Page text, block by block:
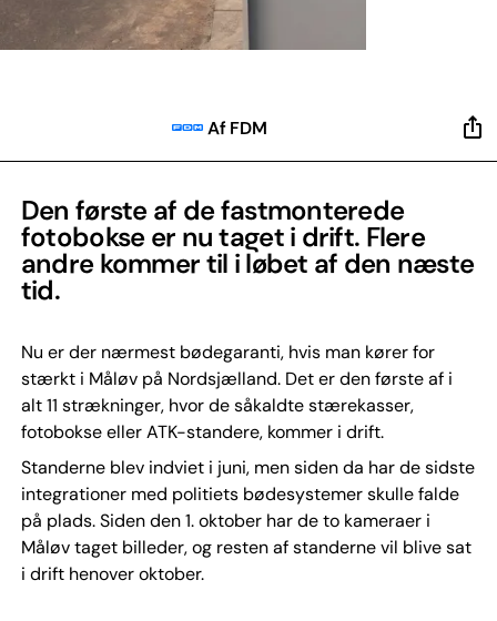
Af FDM
Den første af de fastmonterede
fotobokse er nu taget i drift. Flere
andre kommer til i løbet af den næste
tid.
Nu er der nærmest bødegaranti, hvis man kører for
stærkt i Måløv på Nordsjælland. Det er den første af i
alt 11 strækninger, hvor de såkaldte stærekasser,
fotobokse eller ATK-standere, kommer i drift.
Standerne blev indviet i juni, men siden da har de sidste
integrationer med politiets bødesystemer skulle falde
på plads. Siden den 1. oktober har de to kameraer i
Måløv taget billeder, og resten af standerne vil blive sat
i drift henover oktober.